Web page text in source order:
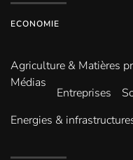
ECONOMIE
Agriculture & Matières
Médias
Entreprises
Energies &